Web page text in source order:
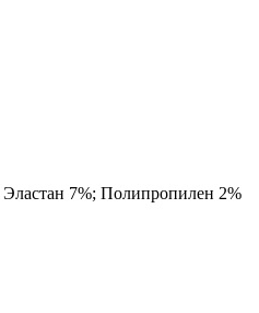
7%; Полипропилен 2%